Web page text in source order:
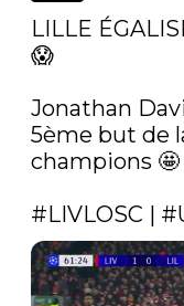
LILLE
😱
Jonathan
5ème but de
champions 🤩
#LIVLOSC |